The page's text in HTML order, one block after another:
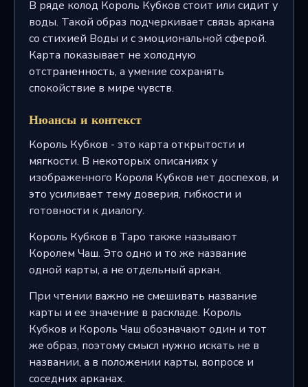
В ряде колод Король Кубков стоит или сидит у
воды. Такой образ подчеркивает связь аркана
со стихией Воды и с эмоциональной сферой.
Карта показывает не холодную
отстраненность, а умение сохранять
спокойствие в мире чувств.
Нюансы и контекст
Король Кубков - это карта открытости и
мягкости. В некоторых описаниях у
изображенного Короля Кубков нет доспехов, и
это усиливает тему доверия, гибкости и
готовности к диалогу.
Король Кубков в Таро также называют
Королем Чаш. Это одно и то же название
одной карты, а не отдельный аркан.
При чтении важно не смешивать название
карты и ее значение в раскладе. Король
Кубков и Король Чаш обозначают один и тот
же образ, поэтому смысл нужно искать не в
названии, а в положении карты, вопросе и
соседних арканах.